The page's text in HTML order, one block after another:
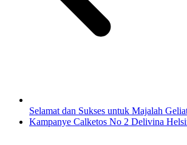
Selamat dan Sukses untuk Majalah
Kampanye Calketos No 2 Delivina